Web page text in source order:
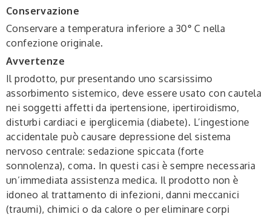
Conservazione
Conservare a temperatura inferiore a 30° C nella
confezione originale.
Avvertenze
Il prodotto, pur presentando uno scarsissimo
assorbimento sistemico, deve essere usato con cautela
nei soggetti affetti da ipertensione, ipertiroidismo,
disturbi cardiaci e iperglicemia (diabete). L’ingestione
accidentale può causare depressione del sistema
nervoso centrale: sedazione spiccata (forte
sonnolenza), coma. In questi casi è sempre necessaria
un’immediata assistenza medica. Il prodotto non è
idoneo al trattamento di infezioni, danni meccanici
(traumi), chimici o da calore o per eliminare corpi